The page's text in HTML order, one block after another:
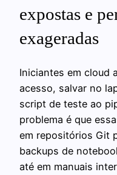
expostas e
exageradas
Iniciantes em cloud
acesso, salvar no
script de teste ao
problema é que
em repositórios Git
backups de
até em manuais